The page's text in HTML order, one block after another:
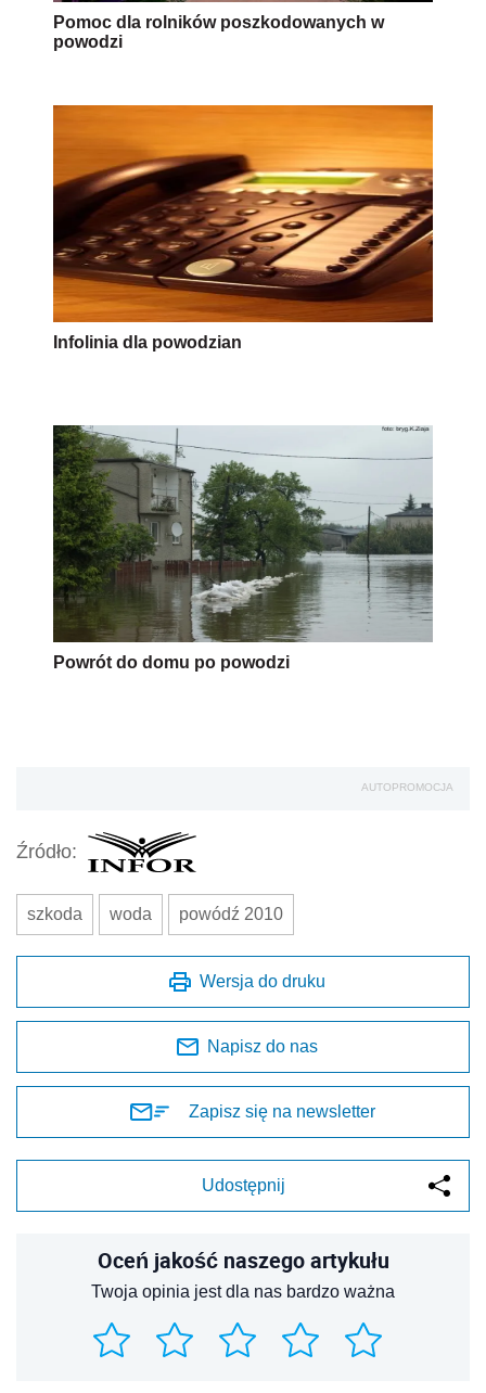
Pomoc dla rolników poszkodowanych w
powodzi
Infolinia dla powodzian
Powrót do domu po powodzi
AUTOPROMOCJA
Źródło:
szkoda woda powódź 2010
Wersja do druku
Napisz do nas
Zapisz się na newsletter
Udostępnij
Oceń jakość naszego artykułu
Twoja opinia jest dla nas bardzo ważna